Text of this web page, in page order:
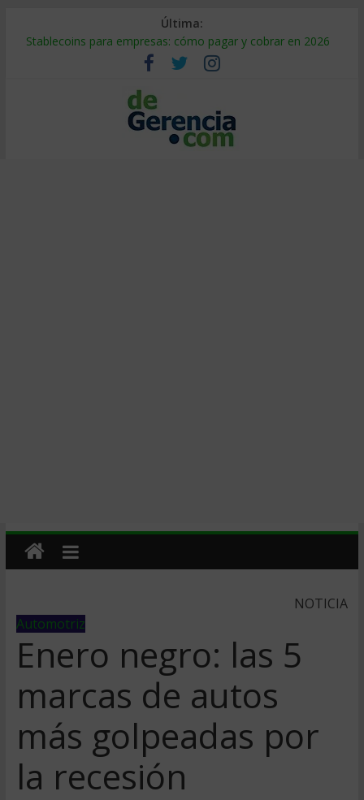
Última:
Stablecoins para empresas: cómo pagar y cobrar en 2026
Despido silencioso: qué es y por qué sale tan caro
IA en selección de personal: cómo auditarla a tiempo
Trabajo forzoso en la cadena de suministro: qué hacer
Mercado hispano de EE. UU.: cómo segmentarlo y venderle
NOTICIA
Automotriz
Enero negro: las 5
marcas de autos
más golpeadas por
la recesión